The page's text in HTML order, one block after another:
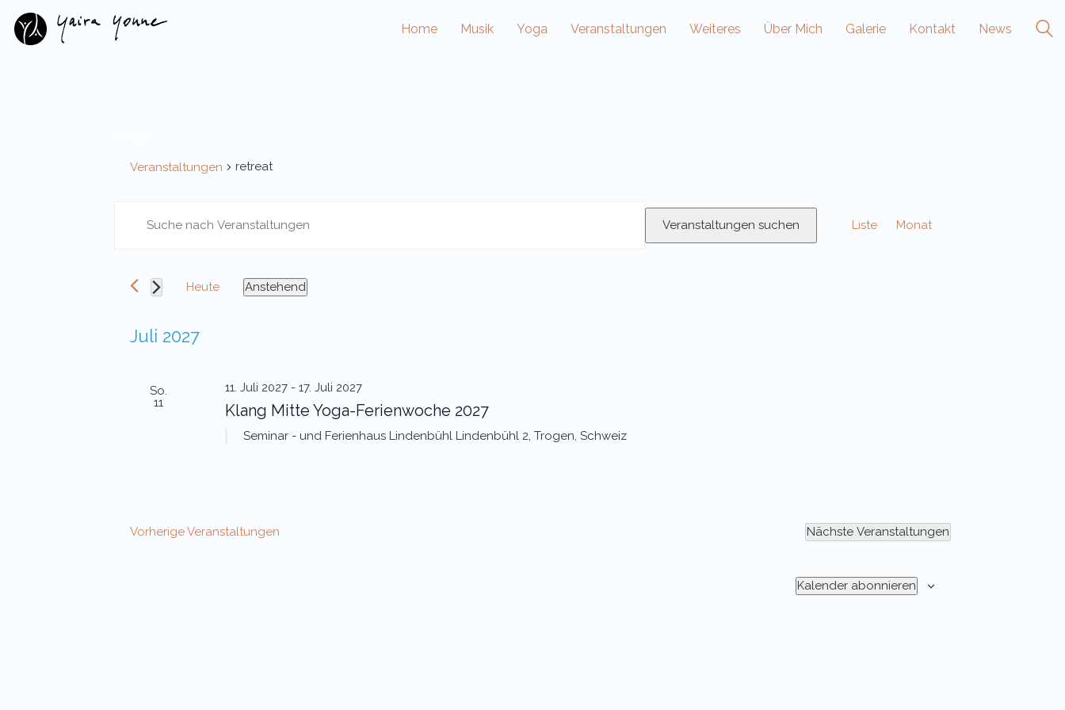
Home Musik Yoga Veranstaltungen Weiteres Über Mich Galerie Kontakt News
Veranstaltungen retreat
Suche
Ansichten,
Navigation
Schlüsselwort
nach
Veranstaltungen
Veranstaltungen suchen
Ansichten-
Liste Monat
Heute
Anstehend
Juli 2027
So.
11
Klang Mitte Yoga-Ferienwoche 2027
11. Juli 2027 -17. Juli 2027
Seminar - und Ferienhaus Lindenbühl Lindenbühl 2, Trogen, Schweiz
VorherigeVeranstaltungen Nächste Veranstaltungen
Kalender abonnieren